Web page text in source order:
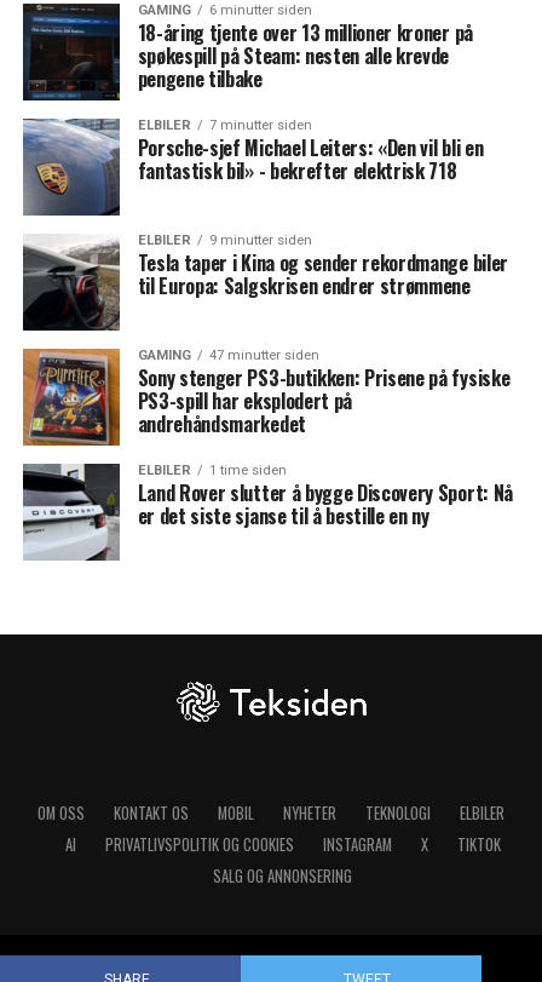
GAMING 6 minutter siden
18-åring tjente over 13 millioner kroner på
spøkespill på Steam: nesten alle krevde
pengene tilbake
ELBILER 7 minutter siden
Porsche-sjef Michael Leiters: «Den vil bli en
fantastisk bil» - bekrefter elektrisk 718
ELBILER 9 minutter siden
Tesla taper i Kina og sender rekordmange biler
til Europa: Salgskrisen endrer strømmene
GAMING 47 minutter siden
Sony stenger PS3-butikken: Prisene på fysiske
PS3-spill har eksplodert på
andrehåndsmarkedet
ELBILER 1 time siden
Land Rover slutter å bygge Discovery Sport: Nå
er det siste sjanse til å bestille en ny
OM OSS KONTAKT OS MOBIL NYHETER TEKNOLOGI
ELBILER
AI
PRIVATLIVSPOLITIK OG COOKIES INSTAGRAM X
TIKTOK
SALG OG ANNONSERING
Copyright © 2025 Teksiden.no